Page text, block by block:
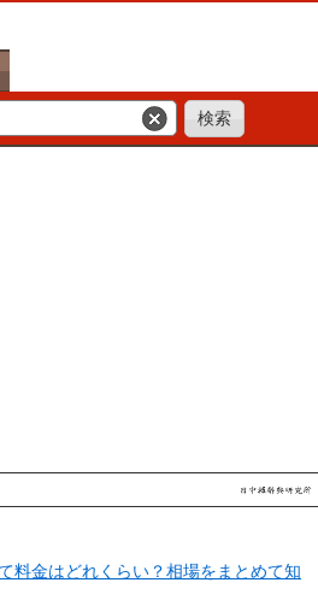
料金はどれくらい？相場をまとめて知